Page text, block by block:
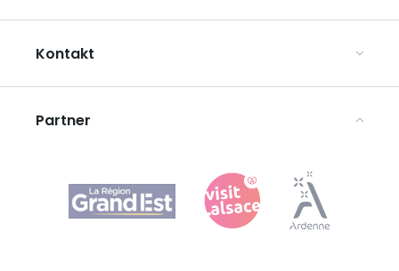
ART GE kennenlernen
Mediaroom
Datenschutzbestimmungen
Rechtliche Hinweise
Kontakt
Agence Régionale du Tourisme Grand Est
Bureau de Colmar (Hauptverwaltung)
Partner